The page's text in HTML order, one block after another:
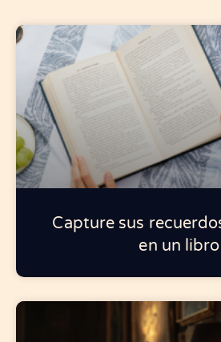
Capture sus
en un libro